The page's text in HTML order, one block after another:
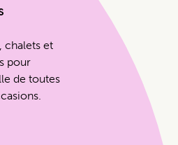
chalets et
pour
de toutes